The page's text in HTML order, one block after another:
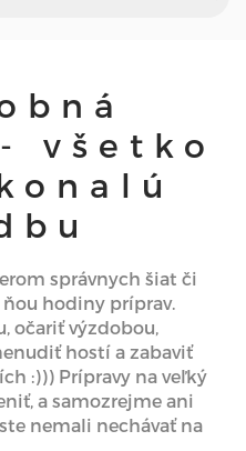
všetko
správnych šiat či
ňou hodiny príprav.
očariť výzdobou,
hostí a zabaviť
:))) Prípravy na veľký
a samozrejme ani
nemali nechávať na